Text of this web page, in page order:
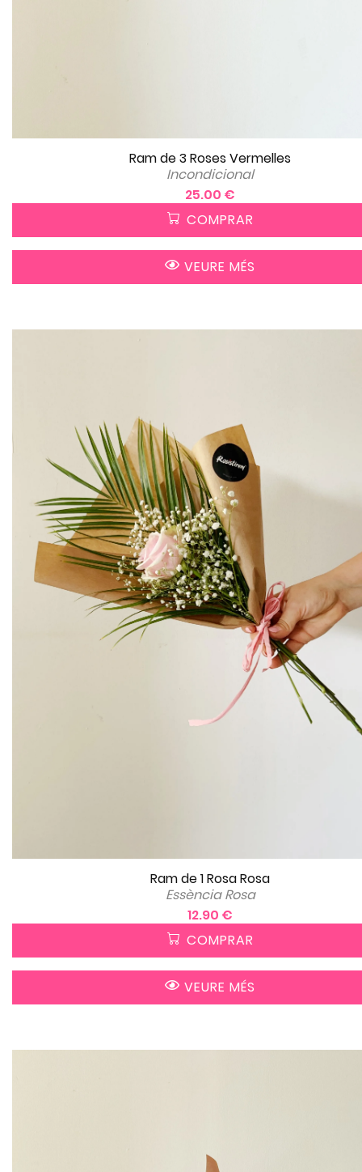
Ram de 3 Roses Vermelles
Incondicional
25.00 €
COMPRAR
VEURE MÉS
Ram de 1 Rosa Rosa
Essència Rosa
12.90 €
COMPRAR
VEURE MÉS